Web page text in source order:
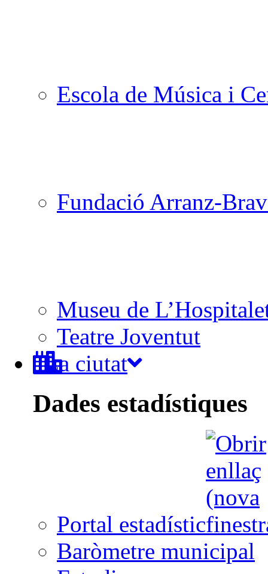
Escola de Música i
Fundació Arranz-
Museu de
Teatre Joventut
La ciutat
Dades estadístiques
Portal estadístic
Baròmetre municipal